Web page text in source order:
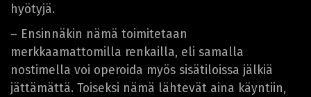
hyötyjä.
– Ensinnäkin nämä toimitetaan
merkkaamattomilla renkailla, eli samalla
nostimella voi operoida myös sisätiloissa jälkiä
jättämättä. Toiseksi nämä lähtevät aina käyntiin,